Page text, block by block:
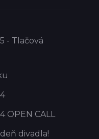
- Tlačová
OPEN CALL
divadla!